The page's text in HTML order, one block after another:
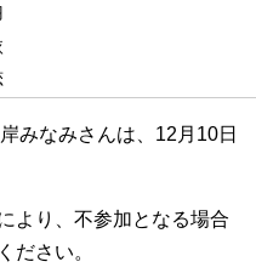
みなみさんは、12月10日
より、不参加となる場合
ださい。